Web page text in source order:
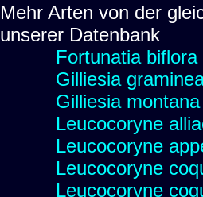
Mehr Arten von der
unserer Datenbank
Fortunatia biflora
Gilliesia
Gilliesia montana
Leucocoryne
Leucocoryne
Leucocoryne
Leucocoryne